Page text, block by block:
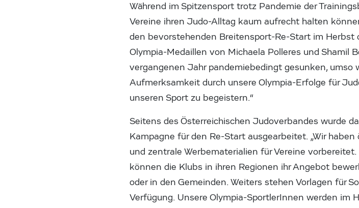
Während im Spitzensport trotz Pandemie der
Vereine ihren Judo-Alltag kaum aufrecht halten
den bevorstehenden Breitensport-Re-Start im
Olympia-Medaillen von Michaela Polleres und Shamil
vergangenen Jahr pandemiebedingt gesunken,
Aufmerksamkeit durch unsere Olympia-Erfolge für
unseren Sport zu begeistern.“
Seitens des Österreichischen Judoverbandes wurde
Kampagne für den Re-Start ausgearbeitet. „Wir
und zentrale Werbematerialien für Vereine
können die Klubs in ihren Regionen ihr Angebot
oder in den Gemeinden. Weiters stehen Vorlagen für
Verfügung. Unsere Olympia-SportlerInnen werden im